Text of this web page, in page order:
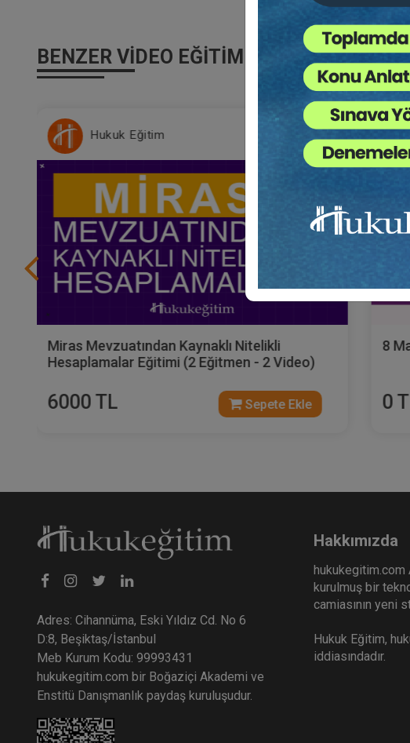
BENZER VIDEO EĞITIMLER
Hukuk Eğitim
Miras Mevzuatından Kaynaklı Nitelikli
Hesaplamalar Eğitimi (2 Eğitmen - 2 Video)
6000 TL Sepete Ekle
8
0
Adres: Cihannüma, Eski Yıldız Cd. No 6
D:8, Beşiktaş/İstanbul
Meb Kurum Kodu: 99993431
hukukegitim.com bir Boğaziçi Akademi ve
Enstitü Danışmanlık paydaş kuruluşudur.
Hakkımızda
hukukegitim.com
kurulmuş bir
camiasının yeni
Hukuk Eğitim,
iddiasındadır.